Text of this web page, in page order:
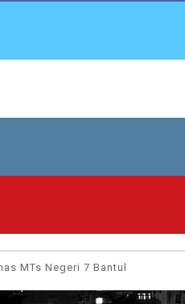
MTs Negeri 7 Bantul